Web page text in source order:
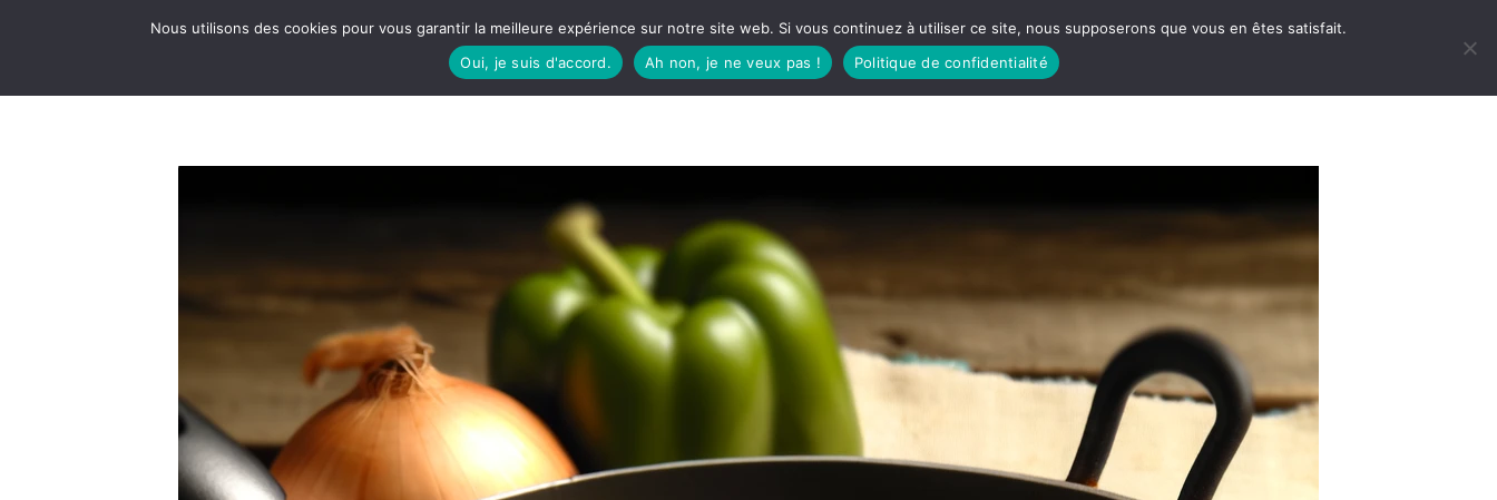
LE STUDIO FÊTES BASQUES À MANGER CÔTÉ SORTIES GREEN LIFE
Nous utilisons des cookies pour vous garantir la meilleure expérience sur notre site web. Si vous continuez à utiliser ce site, nous supposerons que vous en êtes satisfait.
Oui, je suis d'accord.
Ah non, je ne veux pas ! Politique de confidentialité